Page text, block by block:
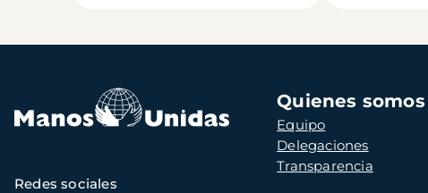
Navegación
principal
Quienes somos
Equipo
Delegaciones
Transparencia
Redes sociales